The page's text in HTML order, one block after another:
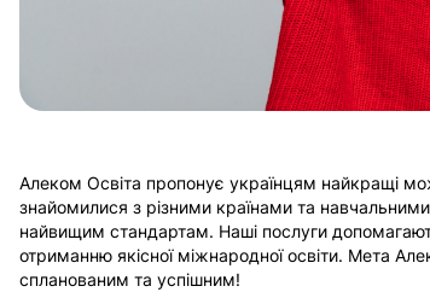
Алеком Освіта пропонує українцям найкращі
знайомилися з різними країнами та
найвищим стандартам. Наші послуги
отриманню якісної міжнародної освіти. Мета
спланованим та успішним!